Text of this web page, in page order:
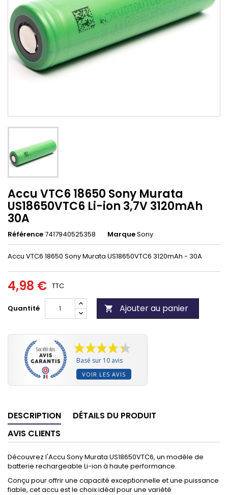
Accu VTC6 18650 Sony Murata
US18650VTC6 Li-ion 3,7V 3120mAh
30A
Référence7417940525358 MarqueSony
Accu VTC6 18650 Sony Murata US18650VTC6 3120mAh - 30A
4,98 € TTC
Quantité  Ajouter au panier
Basé sur 10 avis
VOIR LES AVIS
DESCRIPTION
DÉTAILS DU PRODUIT
AVIS CLIENTS
Découvrez l'Accu Sony Murata US18650VTC6, un modèle de
batterie rechargeable Li-ion à haute performance.
Conçu pour offrir une capacité exceptionnelle et une puissance
fiable, cet accu est le choix idéal pour une variété